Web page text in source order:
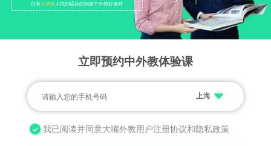
已有 22458 人找到适合的到家中外教好老师
立即预约中外教体验课
上海
我已阅读并同意大嘴外教用户注册协议和隐私政策